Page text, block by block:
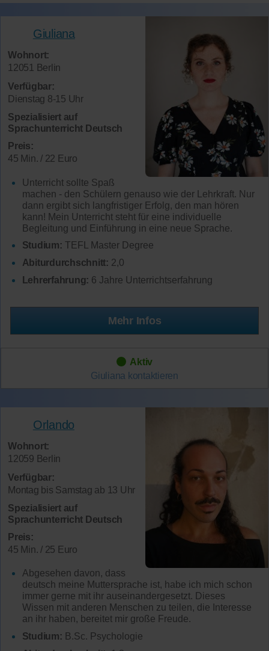
Giuliana
Wohnort:
12051 Berlin
Verfügbar:
Dienstag 8-15 Uhr
Spezialisiert auf
Sprachunterricht Deutsch
Preis:
45 Min. / 22 Euro
Unterricht sollte Spaß
machen - den Schülern genauso wie der Lehrkraft. Nur
dann ergibt sich langfristiger Erfolg, den man hören
kann! Mein Unterricht steht für eine individuelle
Begleitung und Einführung in eine neue Sprache.
Studium: TEFL Master Degree
Abiturdurchschnitt: 2,0
Lehrerfahrung: 6 Jahre Unterrichtserfahrung
Mehr Infos
Aktiv
Giuliana kontaktieren
Orlando
Wohnort:
12059 Berlin
Verfügbar:
Montag bis Samstag ab 13 Uhr
Spezialisiert auf
Sprachunterricht Deutsch
Preis:
45 Min. / 25 Euro
Abgesehen davon, dass
deutsch meine Muttersprache ist, habe ich mich schon
immer gerne mit ihr auseinandergesetzt. Dieses
Wissen mit anderen Menschen zu teilen, die Interesse
an ihr haben, bereitet mir große Freude.
Studium: B.Sc. Psychologie